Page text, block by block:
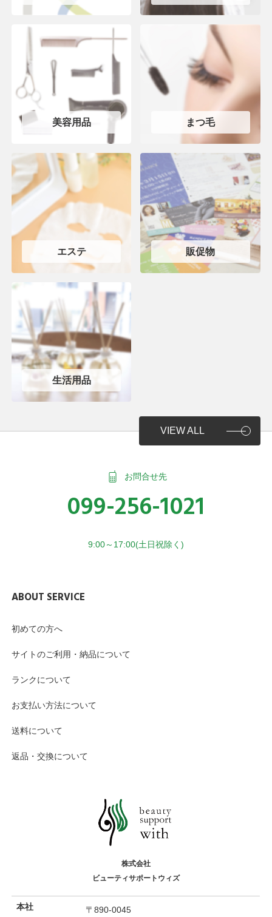
美容用品 まつ毛
エステ 販促物
生活用品
VIEW ALL
お問合せ先
099-256-1021
9:00～17:00(土日祝除く)
ABOUT SERVICE
初めての方へ
サイトのご利用・納品について
ランクについて
お支払い方法について
送料について
返品・交換について
株式会社
ビューティサポートウィズ
本社 〒890-0045